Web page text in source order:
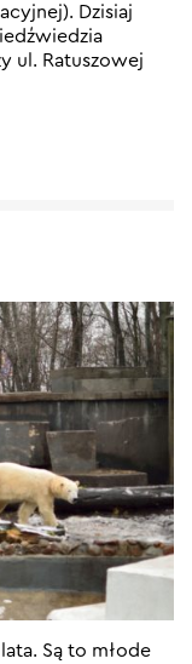
Dzisiaj
ul. Ratuszowej
Są to młode